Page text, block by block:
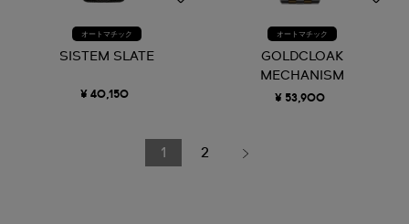
オートマチック
SISTEM SLATE
¥ 40,150
オートマチック
GOLDCLOAK
MECHANISM
¥ 53,900
1 2